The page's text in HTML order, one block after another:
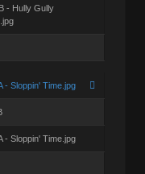
- Hully Gully
- Sloppin' Time.jpg
- Sloppin' Time.jpg